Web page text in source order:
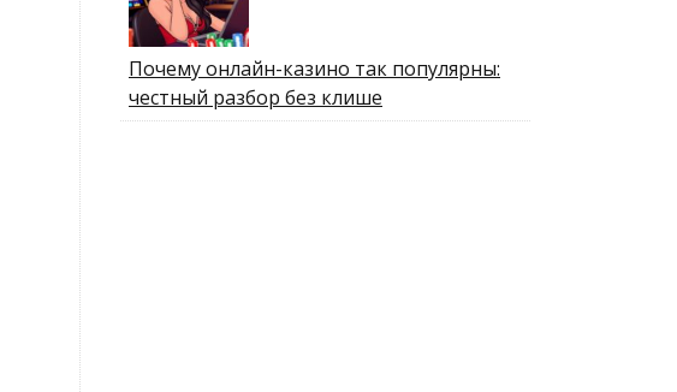
Почему онлайн-казино так популярны:
честный разбор без клише